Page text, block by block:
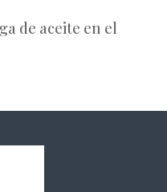
de aceite en el